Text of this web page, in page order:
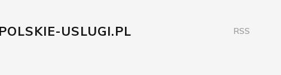
USLUGI.PL RSS